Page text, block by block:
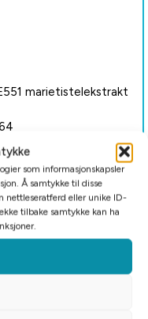
som informasjonskapsler
Å samtykke til disse
nettleseratferd eller unike ID-
tilbake samtykke kan ha
marietistelekstrakt
Gis med noen få
i munnen eller
det naturlige